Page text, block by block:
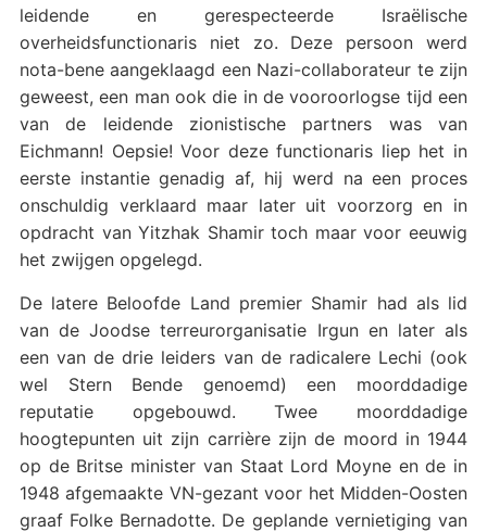
leidende en gerespecteerde Israëlische
overheidsfunctionaris niet zo. Deze persoon werd
nota-bene aangeklaagd een Nazi-collaborateur te zijn
geweest, een man ook die in de vooroorlogse tijd een
van de leidende zionistische partners was van
Eichmann! Oepsie! Voor deze functionaris liep het in
eerste instantie genadig af, hij werd na een proces
onschuldig verklaard maar later uit voorzorg en in
opdracht van Yitzhak Shamir toch maar voor eeuwig
het zwijgen opgelegd.
De latere Beloofde Land premier Shamir had als lid
van de Joodse terreurorganisatie Irgun en later als
een van de drie leiders van de radicalere Lechi (ook
wel Stern Bende genoemd) een moorddadige
reputatie opgebouwd. Twee moorddadige
hoogtepunten uit zijn carrière zijn de moord in 1944
op de Britse minister van Staat Lord Moyne en de in
1948 afgemaakte VN-gezant voor het Midden-Oosten
graaf Folke Bernadotte. De geplande vernietiging van